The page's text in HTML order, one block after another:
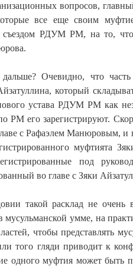
вопросов,
все еще своим
съездом РДУМ РМ, на то,
Очевидно, что
который
устава РДУМ РМ как
его зарегистрируют.
с Рафаэлем Манюровым, и
муфтията
под
во главе с Зяки
такой расклад не очень
умме, на
чтобы представлять
того гляди приводит к
одного муфтия может быть